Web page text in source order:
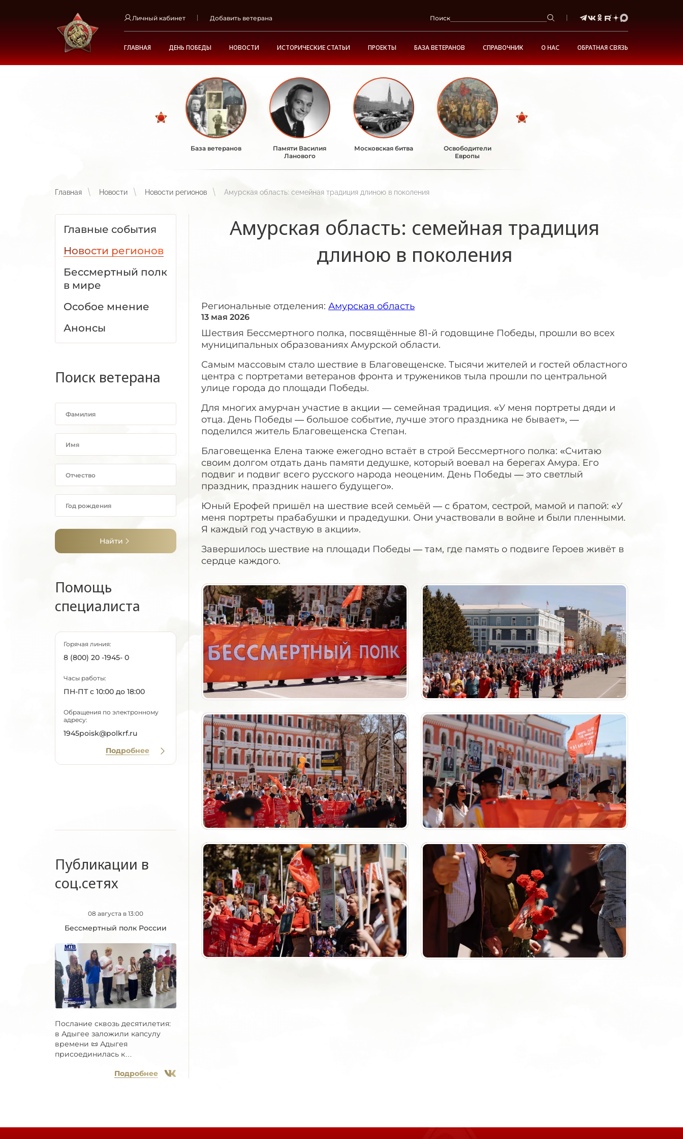
Личный кабинет Добавить ветерана Поиск
ГЛАВНАЯ ДЕНЬ ПОБЕДЫ НОВОСТИ ИСТОРИЧЕСКИЕ СТАТЬИ ПРОЕКТЫ БАЗА ВЕТЕРАНОВ СПРАВОЧНИК О НАС ОБРАТНАЯ СВЯЗЬ
База ветеранов
Памяти Василия
Ланового
Московская битва
Освободители
Европы
Главная Новости Новости регионов Амурская область: семейная традиция длиною в поколения
Главные события
Новости регионов
Бессмертный полк
в мире
Особое мнение
Анонсы
Поиск ветерана
Найти
Помощь
специалиста
Горячая линия:
8 (800) 20 -1945- 0
Часы работы:
ПН-ПТ с 10:00 до 18:00
Обращения по электронному
адресу:
1945poisk@polkrf.ru
Подробнее
Публикации в
соц.сетях
08 августа в 13:00
Бессмертный полк России
Послание сквозь десятилетия:
в Адыгее заложили капсулу
времени 📜 Адыгея
присоединилась к
Подробнее
Амурская область: семейная традиция
длиною в поколения
Региональные отделения: Амурская область
13 мая 2026
Шествия Бессмертного полка, посвящённые 81-й годовщине Победы, прошли во всех
муниципальных образованиях Амурской области.
Самым массовым стало шествие в Благовещенске. Тысячи жителей и гостей областного
центра с портретами ветеранов фронта и тружеников тыла прошли по центральной
улице города до площади Победы.
Для многих амурчан участие в акции — семейная традиция. «У меня портреты дяди и
отца. День Победы — большое событие, лучше этого праздника не бывает», —
поделился житель Благовещенска Степан.
Благовещенка Елена также ежегодно встаёт в строй Бессмертного полка: «Считаю
своим долгом отдать дань памяти дедушке, который воевал на берегах Амура. Его
подвиг и подвиг всего русского народа неоценим. День Победы — это светлый
праздник, праздник нашего будущего».
Юный Ерофей пришёл на шествие всей семьёй — с братом, сестрой, мамой и папой: «У
меня портреты прабабушки и прадедушки. Они участвовали в войне и были пленными.
Я каждый год участвую в акции».
Завершилось шествие на площади Победы — там, где память о подвиге Героев живёт в
сердце каждого.